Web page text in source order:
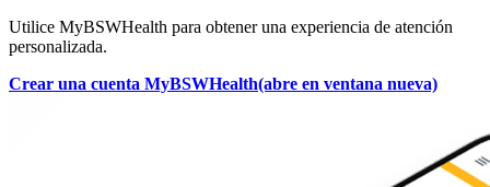
Utilice MyBSWHealth para obtener una experiencia de atención
personalizada.
Crear una cuenta MyBSWHealth(abre en ventana nueva)